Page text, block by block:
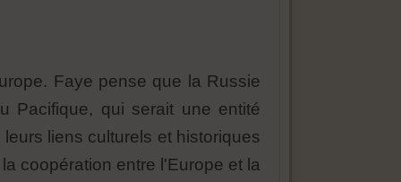
Faye pense que la Russie
Pacifique, qui serait une entité
liens culturels et historiques
coopération entre l'Europe et la